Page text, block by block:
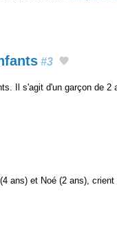
#3
Il s'agit d'un garçon de
ans) et Noé (2 ans),